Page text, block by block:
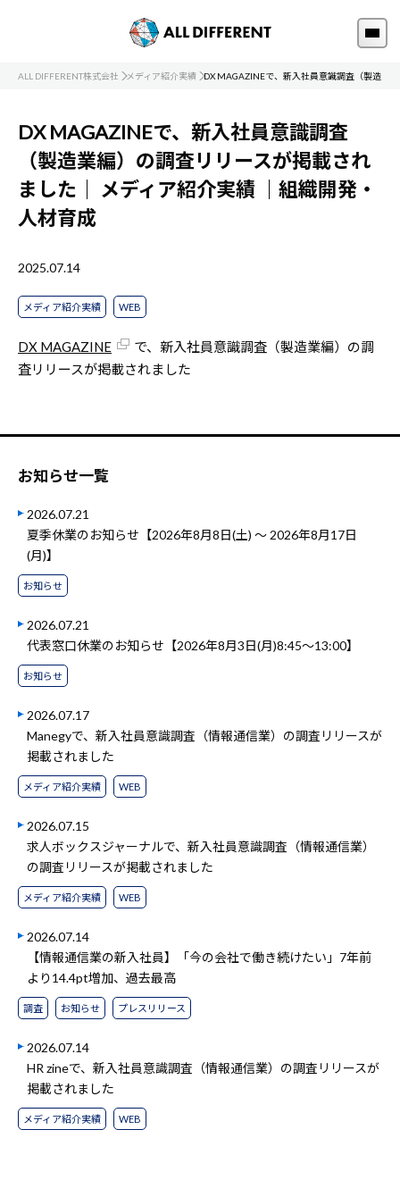
ALL DIFFERENT株式会社 メディア紹介実績 DX MAGAZINEで、新入社員意識調査（製造業
DX MAGAZINEで、新入社員意識調査
（製造業編）の調査リリースが掲載され
ました｜ メディア紹介実績
｜組織開発・
人材育成
2025.07.14
メディア紹介実績 WEB
DX MAGAZINE
で、新入社員意識調査（製造業編）の調
査リリースが掲載されました
お知らせ一覧
2026.07.21
夏季休業のお知らせ【2026年8月8日(土) ～ 2026年8月17日
(月)】
お知らせ
2026.07.21
代表窓口休業のお知らせ【2026年8月3日(月)8:45～13:00】
お知らせ
2026.07.17
Manegyで、新入社員意識調査（情報通信業）の調査リリースが
掲載されました
メディア紹介実績 WEB
2026.07.15
求人ボックスジャーナルで、新入社員意識調査（情報通信業）
の調査リリースが掲載されました
メディア紹介実績 WEB
2026.07.14
【情報通信業の新入社員】「今の会社で働き続けたい」7年前
より14.4pt増加、過去最高
調査 お知らせ プレスリリース
2026.07.14
HR zineで、新入社員意識調査（情報通信業）の調査リリースが
掲載されました
メディア紹介実績 WEB